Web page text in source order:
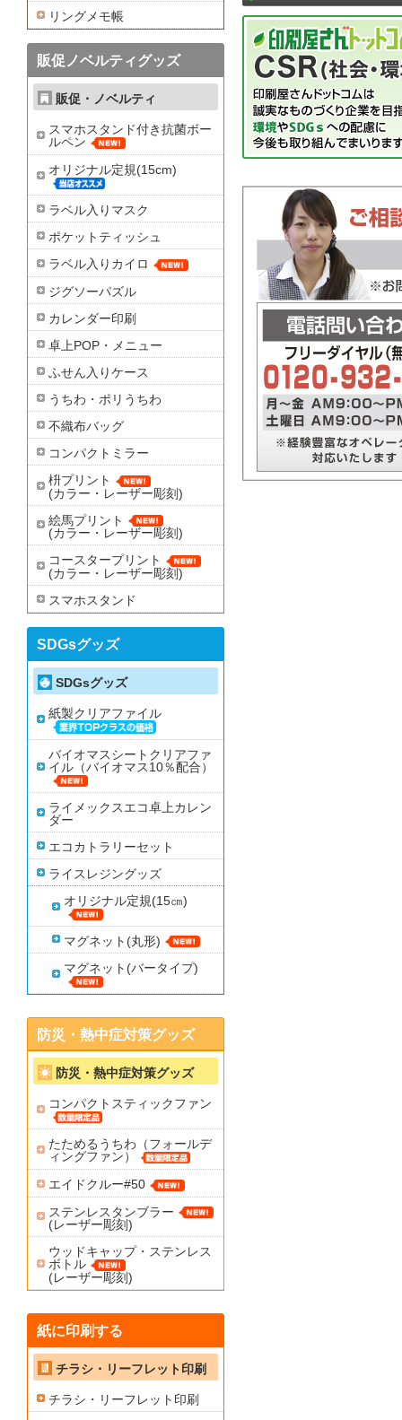
リングメモ帳
販促ノベルティグッズ
販促・ノベルティ
スマホスタンド付き抗菌ボー
ルペン
オリジナル定規(15cm)
ラベル入りマスク
ポケットティッシュ
ラベル入りカイロ
ジグソーパズル
カレンダー印刷
卓上POP・メニュー
ふせん入りケース
うちわ・ポリうちわ
不織布バッグ
コンパクトミラー
枡プリント
(カラー・レーザー彫刻)
絵馬プリント
(カラー・レーザー彫刻)
コースタープリント
(カラー・レーザー彫刻)
スマホスタンド
SDGsグッズ
SDGsグッズ
紙製クリアファイル
バイオマスシートクリアファ
イル（バイオマス10％配合）
ライメックスエコ卓上カレン
ダー
エコカトラリーセット
ライスレジングッズ
オリジナル定規(15㎝)
マグネット(丸形)
マグネット(バータイプ)
防災・熱中症対策グッズ
防災・熱中症対策グッズ
コンパクトスティックファン
たためるうちわ（フォールデ
ィングファン）
エイドクルー#50
ステンレスタンブラー
(レーザー彫刻)
ウッドキャップ・ステンレス
ボトル
(レーザー彫刻)
紙に印刷する
チラシ・リーフレット印刷
チラシ・リーフレット印刷